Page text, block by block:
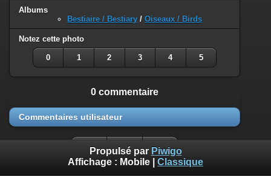
Albums
Bestiaire / Bestiary / Oiseaux / Birds
Notez cette photo
0 1 2 3 4 5
0 commentaire
Commentaires utilisateur
Propulsé par Piwigo
Affichage : Mobile Classique